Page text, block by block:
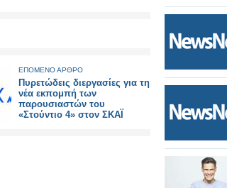
ΕΠΟΜΕΝΟ ΑΡΘΡΟ
Πυρετώδεις διεργασίες για τη
νέα εκπομπή των
παρουσιαστών του
«Στούντιο 4» στον ΣΚΑΪ